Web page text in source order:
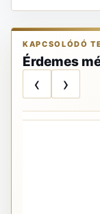
KAPCSOLÓDÓ
Érdemes
‹ ›